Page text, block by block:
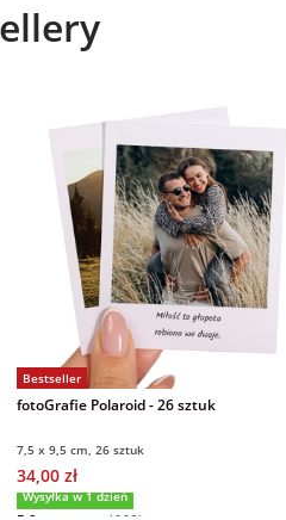
Bestseller
fotoGrafie Polaroid - 26 sztuk
7,5 x 9,5 cm, 26 sztuk
34,00 zł
Wysyłka w 1 dzień